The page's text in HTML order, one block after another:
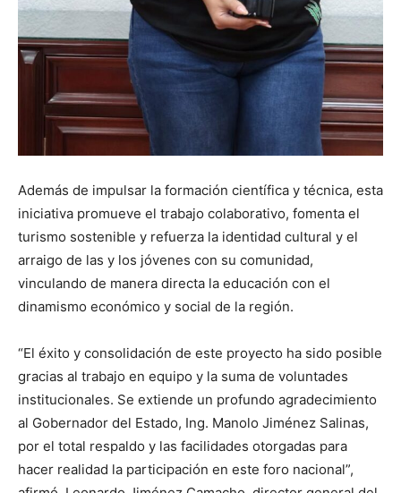
Además de impulsar la formación científica y técnica, esta
iniciativa promueve el trabajo colaborativo, fomenta el
turismo sostenible y refuerza la identidad cultural y el
arraigo de las y los jóvenes con su comunidad,
vinculando de manera directa la educación con el
dinamismo económico y social de la región.
“El éxito y consolidación de este proyecto ha sido posible
gracias al trabajo en equipo y la suma de voluntades
institucionales. Se extiende un profundo agradecimiento
al Gobernador del Estado, Ing. Manolo Jiménez Salinas,
por el total respaldo y las facilidades otorgadas para
hacer realidad la participación en este foro nacional”,